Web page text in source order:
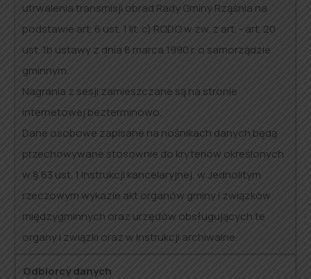
utrwalenia transmisji obrad Rady Gminy Rząśnia na
podstawie art. 6 ust. 1 lit. c) RODO w zw. z art. - art. 20
ust. 1b ustawy z dnia 8 marca 1990 r. o samorządzie
gminnym.
Nagrania z sesji zamieszczane są na stronie
internetowej bezterminowo.
Dane osobowe zapisane na nośnikach danych będą
przechowywane stosownie do kryteriów określonych
w § 63 ust. 1 Instrukcji kancelaryjnej, w Jednolitym
rzeczowym wykazie akt organów gminy i związków
międzygminnych oraz urzędów obsługujących te
organy i związki oraz w Instrukcji archiwalne.
Odbiorcy danych